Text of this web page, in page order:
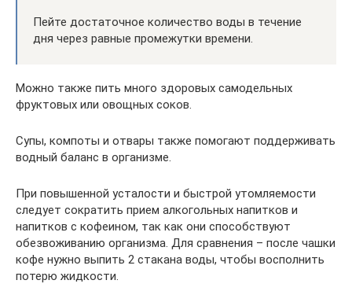
Пейте достаточное количество воды в течение
дня через равные промежутки времени.
Можно также пить много здоровых самодельных
фруктовых или овощных соков.
Супы, компоты и отвары также помогают поддерживать
водный баланс в организме.
При повышенной усталости и быстрой утомляемости
следует сократить прием алкогольных напитков и
напитков с кофеином, так как они способствуют
обезвоживанию организма. Для сравнения – после чашки
кофе нужно выпить 2 стакана воды, чтобы восполнить
потерю жидкости.